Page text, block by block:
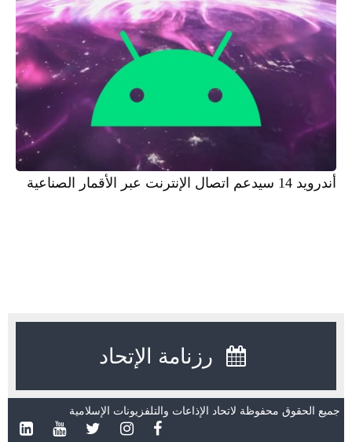
أندرويد 14 سيدعم اتصال الإنترنت عبر الأقمار الصناعية
رزنامة الإتحاد
جميع الحقوق محفوظة لاتحاد الإذاعات والتلفزيونات الإسلامية